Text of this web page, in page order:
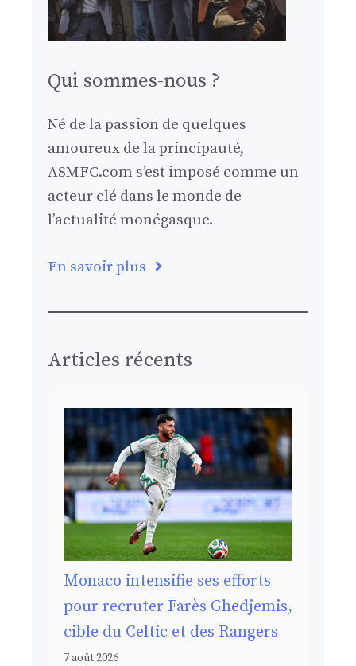
Qui sommes-nous ?
Né de la passion de quelques
amoureux de la principauté,
ASMFC.com s’est imposé comme un
acteur clé dans le monde de
l’actualité monégasque.
En savoir plus
Articles récents
Monaco intensifie ses efforts
pour recruter Farès Ghedjemis,
cible du Celtic et des Rangers
7 août 2026